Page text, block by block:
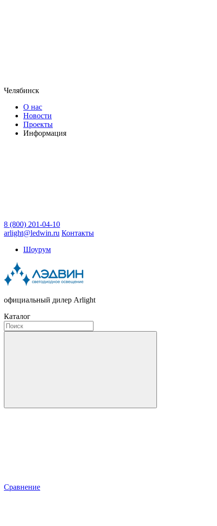
Челябинск
О нас
Новости
Проекты
Информация
8 (800) 201-04-10
arlight@ledwin.ru Контакты
Шоурум
официальный дилер Arlight
Каталог
Сравнение